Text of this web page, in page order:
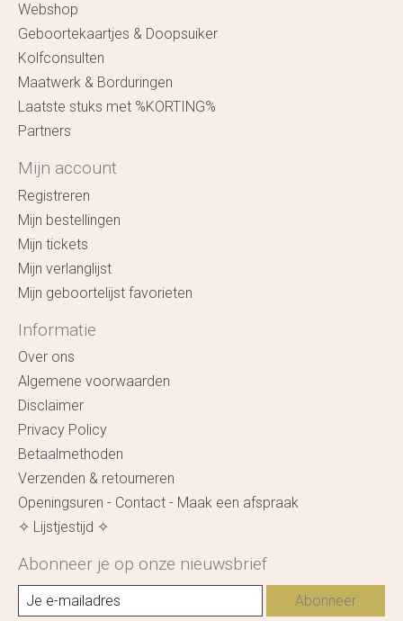
Webshop
Geboortekaartjes & Doopsuiker
Kolfconsulten
Maatwerk & Borduringen
Laatste stuks met %KORTING%
Partners
Mijn account
Registreren
Mijn bestellingen
Mijn tickets
Mijn verlanglijst
Mijn geboortelijst favorieten
Informatie
Over ons
Algemene voorwaarden
Disclaimer
Privacy Policy
Betaalmethoden
Verzenden & retourneren
Openingsuren - Contact - Maak een afspraak
✧ Lijstjestijd ✧
Abonneer je op onze nieuwsbrief
Abonneer